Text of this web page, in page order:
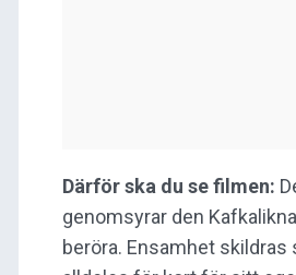
Därför ska du se filmen:
genomsyrar den
beröra. Ensamhet skildras